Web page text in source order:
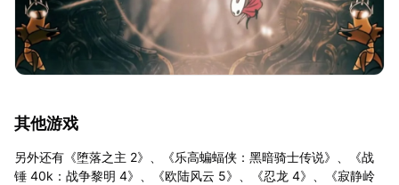
其他游戏
另外还有《堕落之主 2》、《乐高蝙蝠侠：黑暗骑士传说》、《战
锤 40k：战争黎明 4》、《欧陆风云 5》、《忍龙 4》、《寂静岭